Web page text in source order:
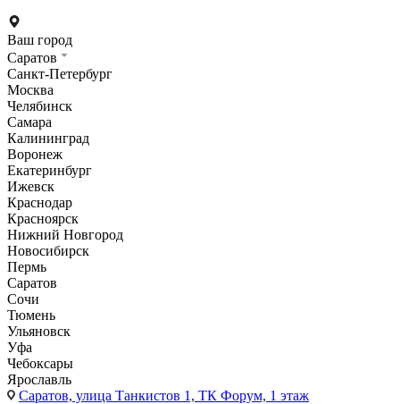
Ваш город
Саратов
Санкт-Петербург
Москва
Челябинск
Самара
Калининград
Воронеж
Екатеринбург
Ижевск
Краснодар
Красноярск
Нижний Новгород
Новосибирск
Пермь
Саратов
Сочи
Тюмень
Ульяновск
Уфа
Чебоксары
Ярославль
Саратов, улица Танкистов 1, ТК Форум, 1 этаж